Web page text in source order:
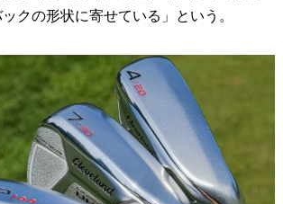
クの形状に寄せている」という。